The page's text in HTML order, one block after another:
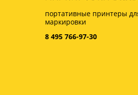
портативные принтеры
маркировки
8 495 766-97-30